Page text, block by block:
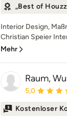
„Best of
Interior Design,
Christian Speier
Mehr
Raum,
5,0
Kostenloser